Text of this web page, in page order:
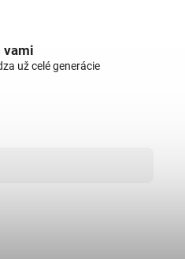
vami
už celé generácie